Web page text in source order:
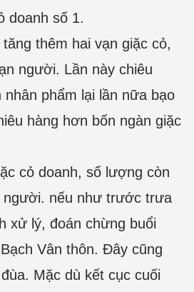
doanh số 1.
thêm hai vạn giặc cỏ,
người. Lần này chiêu
nhân phẩm lại lần nữa bạo
hàng hơn bốn ngàn giặc
cỏ doanh, số lượng còn
người. nếu như trước trưa
xử lý, đoán chừng buổi
Vân thôn. Đây cũng
Mặc dù kết cục cuối